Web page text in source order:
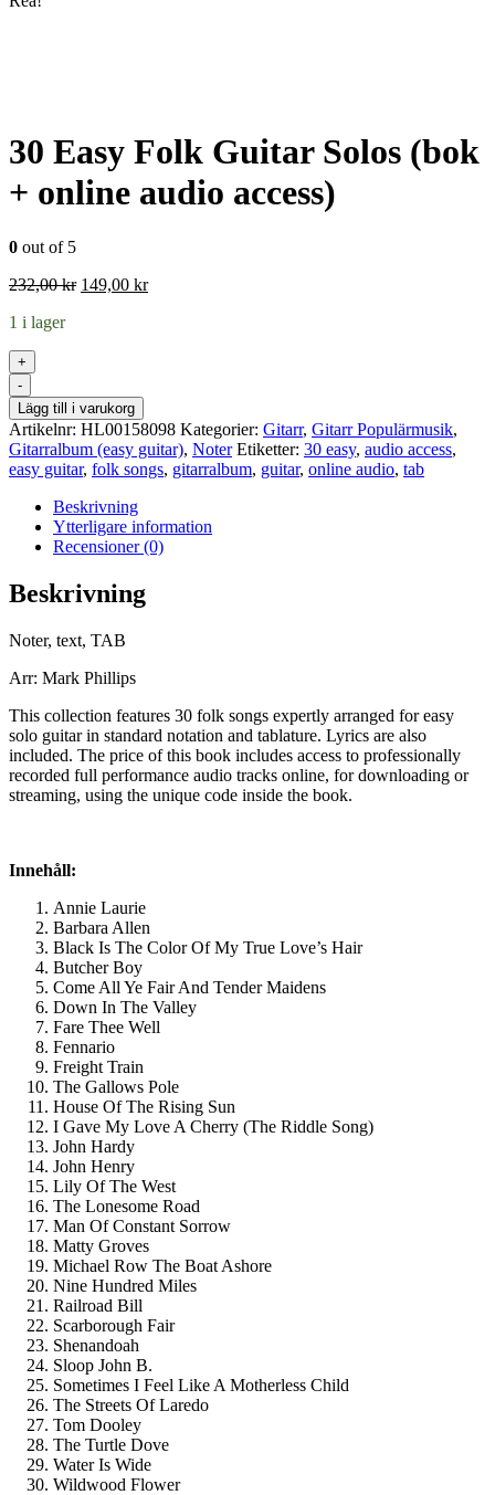
30 Easy Folk Guitar Solos (bok
+ online audio access)
0 out of 5
232,00kr Det
149,00 krDet
1 i lager
+
-
Lägg till i varukorg
Artikelnr: HL00158098 Kategorier: Gitarr, Gitarr Populärmusik,
Gitarralbum (easy guitar), Noter Etiketter: 30 easy, audio access,
easy guitar, folk songs, gitarralbum, guitar, online audio, tab
Beskrivning
Ytterligare information
Recensioner (0)
Beskrivning
Noter, text, TAB
Arr: Mark Phillips
This collection features 30 folk songs expertly arranged for easy
solo guitar in standard notation and tablature. Lyrics are also
included. The price of this book includes access to professionally
recorded full performance audio tracks online, for downloading or
streaming, using the unique code inside the book.
Innehåll:
Annie Laurie
Barbara Allen
Black Is The Color Of My True Love’s Hair
Butcher Boy
Come All Ye Fair And Tender Maidens
Down In The Valley
Fare Thee Well
Fennario
Freight Train
The Gallows Pole
House Of The Rising Sun
I Gave My Love A Cherry (The Riddle Song)
John Hardy
John Henry
Lily Of The West
The Lonesome Road
Man Of Constant Sorrow
Matty Groves
Michael Row The Boat Ashore
Nine Hundred Miles
Railroad Bill
Scarborough Fair
Shenandoah
Sloop John B.
Sometimes I Feel Like A Motherless Child
The Streets Of Laredo
Tom Dooley
The Turtle Dove
Water Is Wide
Wildwood Flower